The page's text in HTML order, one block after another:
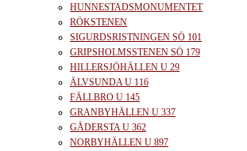
HUNNESTADSMONUMENTET
RÖKSTENEN
SIGURDSRISTNINGEN SÖ 101
GRIPSHOLMSSTENEN SÖ 179
HILLERSJÖHÄLLEN U 29
ÄLVSUNDA U 116
FÄLLBRO U 145
GRANBYHÄLLEN U 337
GÅDERSTA U 362
NORBYHÄLLEN U 897